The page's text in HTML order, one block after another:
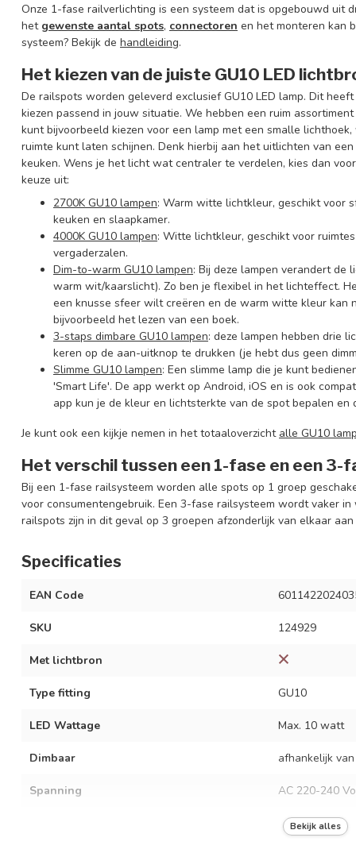
Onze 1-fase railverlichting is een systeem dat is opgebouwd uit
het gewenste aantal spots, connectoren en het monteren kan
systeem? Bekijk de handleiding.
Het kiezen van de juiste GU10 LED
De railspots worden geleverd exclusief GU10 LED lamp. Dit
kiezen passend in jouw situatie. We hebben een ruim
kunt bijvoorbeeld kiezen voor een lamp met een smalle
ruimte kunt laten schijnen. Denk hierbij aan het uitlichten van
keuken. Wens je het licht wat centraler te verdelen, kies dan
keuze uit:
2700K GU10 lampen: Warm witte lichtkleur, geschikt voor
keuken en slaapkamer.
4000K GU10 lampen: Witte lichtkleur, geschikt voor
vergaderzalen.
Dim-to-warm GU10 lampen: Bij deze lampen verandert de
warm wit/kaarslicht). Zo ben je flexibel in het lichteffect.
een knusse sfeer wilt creëren en de warm witte kleur kan
bijvoorbeeld het lezen van een boek.
3-staps dimbare GU10 lampen: deze lampen hebben drie
keren op de aan-uitknop te drukken (je hebt dus geen
Slimme GU10 lampen: Een slimme lamp die je kunt
'Smart Life'. De app werkt op Android, iOS en is ook
app kun je de kleur en lichtsterkte van de spot bepalen en
Je kunt ook een kijkje nemen in het totaaloverzicht alle GU10
Het verschil tussen een 1-fase en een 3-
Bij een 1-fase railsysteem worden alle spots op 1 groep
voor consumentengebruik. Een 3-fase railsysteem wordt vaker
railspots zijn in dit geval op 3 groepen afzonderlijk van elkaar
Specificaties
EAN Code
SKU 124929
Met lichtbron
Type fitting GU10
LED Wattage Max. 10 watt
Dimbaar afhankelijk
Spanning AC 220-240
50/60 Hz
Bekijk alles